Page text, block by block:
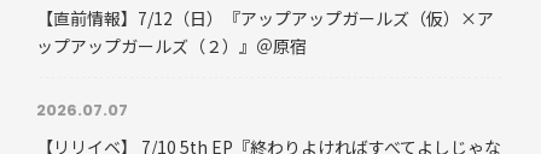
【直前情報】7/12（日）『アップアップガールズ（仮）×ア
ップアップガールズ（２）』＠原宿
2026.07.07
【リリイベ】 7/10 5th EP『終わりよければすべてよしじゃな